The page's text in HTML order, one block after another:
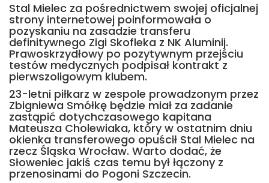
Stal Mielec za pośrednictwem swojej oficjalnej
strony internetowej poinformowała o
pozyskaniu na zasadzie transferu
definitywnego Zigi Skofleka z NK Aluminij.
Prawoskrzydłowy po pozytywnym przejściu
testów medycznych podpisał kontrakt z
pierwszoligowym klubem.
23-letni piłkarz w zespole prowadzonym przez
Zbigniewa Smółkę będzie miał za zadanie
zastąpić dotychczasowego kapitana
Mateusza Cholewiaka, który w ostatnim dniu
okienka transferowego opuścił Stal Mielec na
rzecz Śląska Wrocław. Warto dodać, że
Słoweniec jakiś czas temu był łączony z
przenosinami do Pogoni Szczecin.